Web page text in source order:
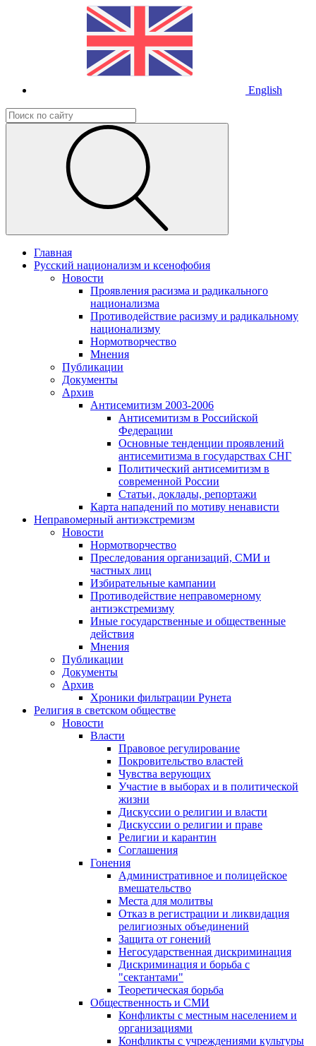
English
Главная
Русский национализм и ксенофобия
Новости
Проявления расизма и радикального
национализма
Противодействие расизму и радикальному
национализму
Нормотворчество
Мнения
Публикации
Документы
Архив
Антисемитизм 2003-2006
Антисемитизм в Российской
Федерации
Основные тенденции проявлений
антисемитизма в государствах СНГ
Политический антисемитизм в
современной России
Статьи, доклады, репортажи
Карта нападений по мотиву ненависти
Неправомерный антиэкстремизм
Новости
Нормотворчество
Преследования организаций, СМИ и
частных лиц
Избирательные кампании
Противодействие неправомерному
антиэкстремизму
Иные государственные и общественные
действия
Мнения
Публикации
Документы
Архив
Хроники фильтрации Рунета
Религия в светском обществе
Новости
Власти
Правовое регулирование
Покровительство властей
Чувства верующих
Участие в выборах и в политической
жизни
Дискуссии о религии и власти
Дискуссии о религии и праве
Религии и карантин
Соглашения
Гонения
Административное и полицейское
вмешательство
Места для молитвы
Отказ в регистрации и ликвидация
религиозных объединений
Защита от гонений
Негосударственная дискриминация
Дискриминация и борьба с
"сектантами"
Теоретическая борьба
Общественность и СМИ
Конфликты с местным населением и
организациями
Конфликты с учреждениями культуры